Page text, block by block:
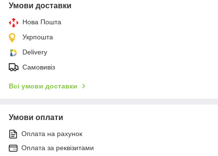
Умови доставки
Нова Пошта
Укрпошта
Delivery
Самовивіз
Всі умови доставки
Умови оплати
Оплата на рахунок
Оплата за реквізитами